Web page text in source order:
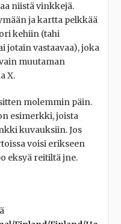
niistä vinkkejä.
ja kartta pelkkää
kehiin (tahi
jotain vastaavaa), joka
muutaman
X.
molemmin päin.
esimerkki, joista
kuvauksiin. Jos
voisi erikseen
eksyä reitiltä jne.